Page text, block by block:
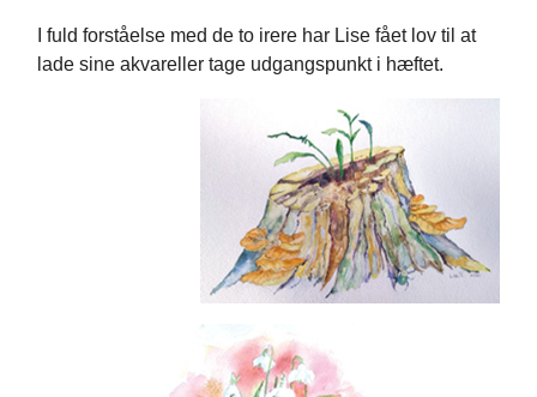
I fuld forståelse med de to irere har Lise fået lov til at
lade sine akvareller tage udgangspunkt i hæftet.